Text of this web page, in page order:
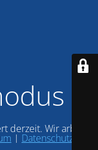
derzeit. Wir arbeiten
| Datenschutz